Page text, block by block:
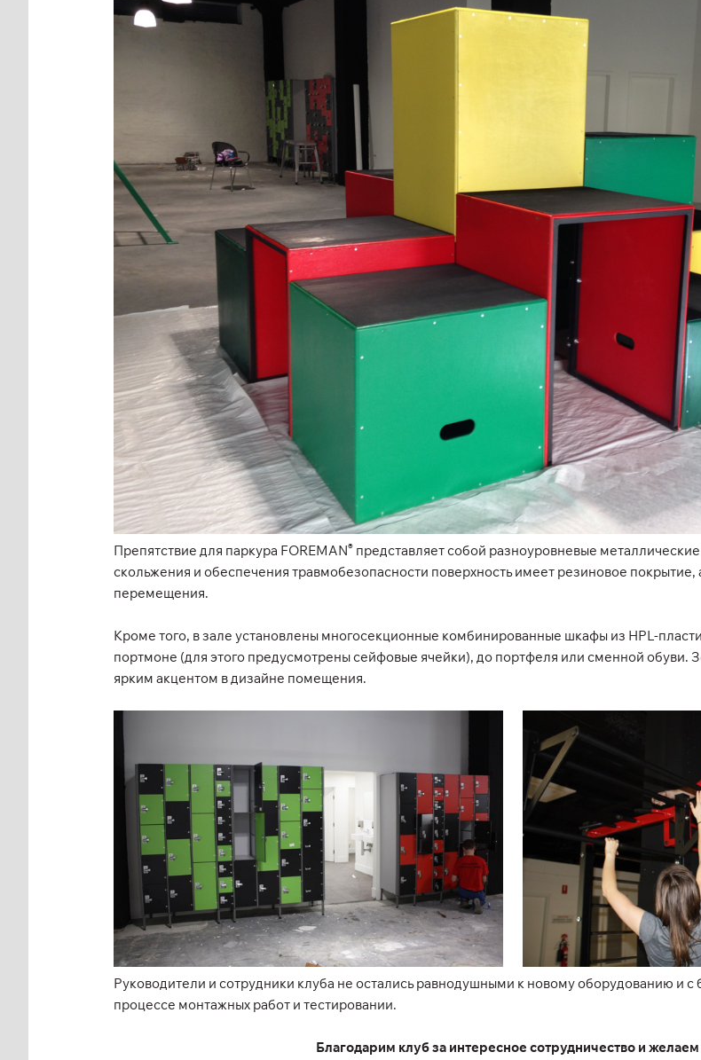
Препятствие для паркура FOREMAN® представляет собой разноуровневые
скольжения и обеспечения травмобезопасности поверхность имеет резиновое
перемещения.
Кроме того, в зале установлены многосекционные комбинированные шкафы из HPL-
портмоне (для этого предусмотрены сейфовые ячейки), до портфеля или сменной
ярким акцентом в дизайне помещения.
Руководители и сотрудники клуба не остались равнодушными к новому оборудованию и
процессе монтажных работ и тестировании.
Благодарим клуб за интересное сотрудничество и желаем